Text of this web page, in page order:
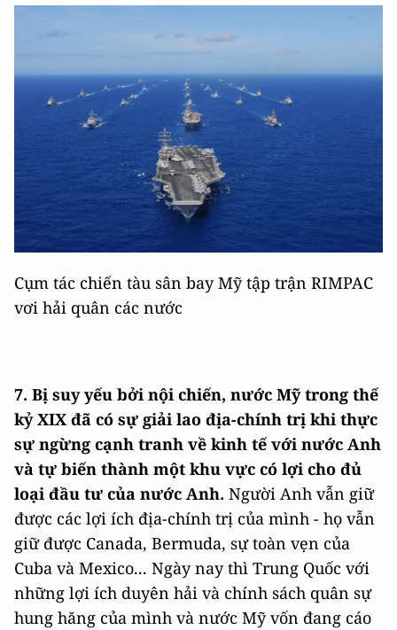
Cụm tác chiến tàu sân bay Mỹ tập trận RIMPAC
vơi hải quân các nước
7. Bị suy yếu bởi nội chiến, nước Mỹ trong thế
kỷ XIX đã có sự giải lao địa-chính trị khi thực
sự ngừng cạnh tranh về kinh tế với nước Anh
và tự biến thành một khu vực có lợi cho đủ
loại đầu tư của nước Anh. Người Anh vẫn giữ
được các lợi ích địa-chính trị của mình - họ vẫn
giữ được Canada, Bermuda, sự toàn vẹn của
Cuba và Mexico... Ngày nay thì Trung Quốc với
những lợi ích duyên hải và chính sách quân sự
hung hăng của mình và nước Mỹ vốn đang cáo